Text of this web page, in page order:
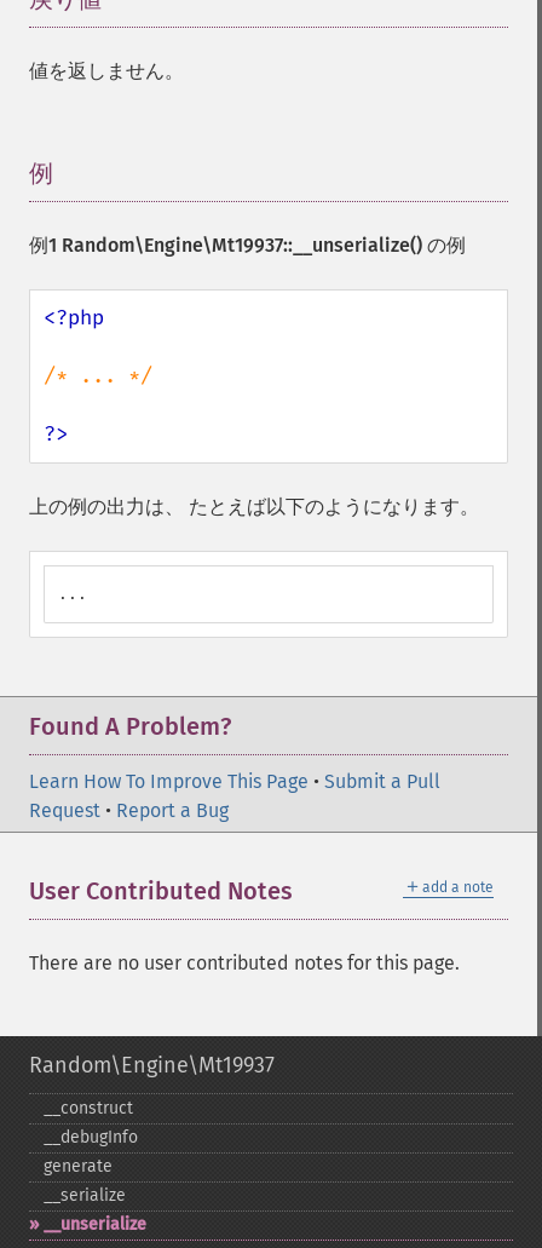
値を返しません。
例
例1 Random\Engine\Mt19937::__unserialize() の例
<?php
/* ... */
?>
上の例の出力は、 たとえば以下のようになります。
...
Found A Problem?
Learn How To Improve This Page • Submit a Pull
Request • Report a Bug
＋ add a note
User Contributed Notes
There are no user contributed notes for this page.
Random\Engine\Mt19937
_​_​construct
_​_​debugInfo
generate
_​_​serialize
_​_​unserialize